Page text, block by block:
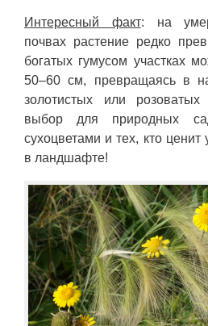
Интересный факт: на
почвах растение редко
богатых гумусом участках
50–60 см, превращаясь в
золотистых или
выбор для природных
сухоцветами и тех, кто
в ландшафте!